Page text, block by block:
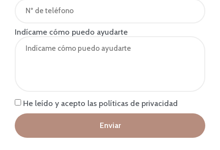
Indícame cómo puedo ayudarte
He leído y acepto las políticas de privacidad
Enviar